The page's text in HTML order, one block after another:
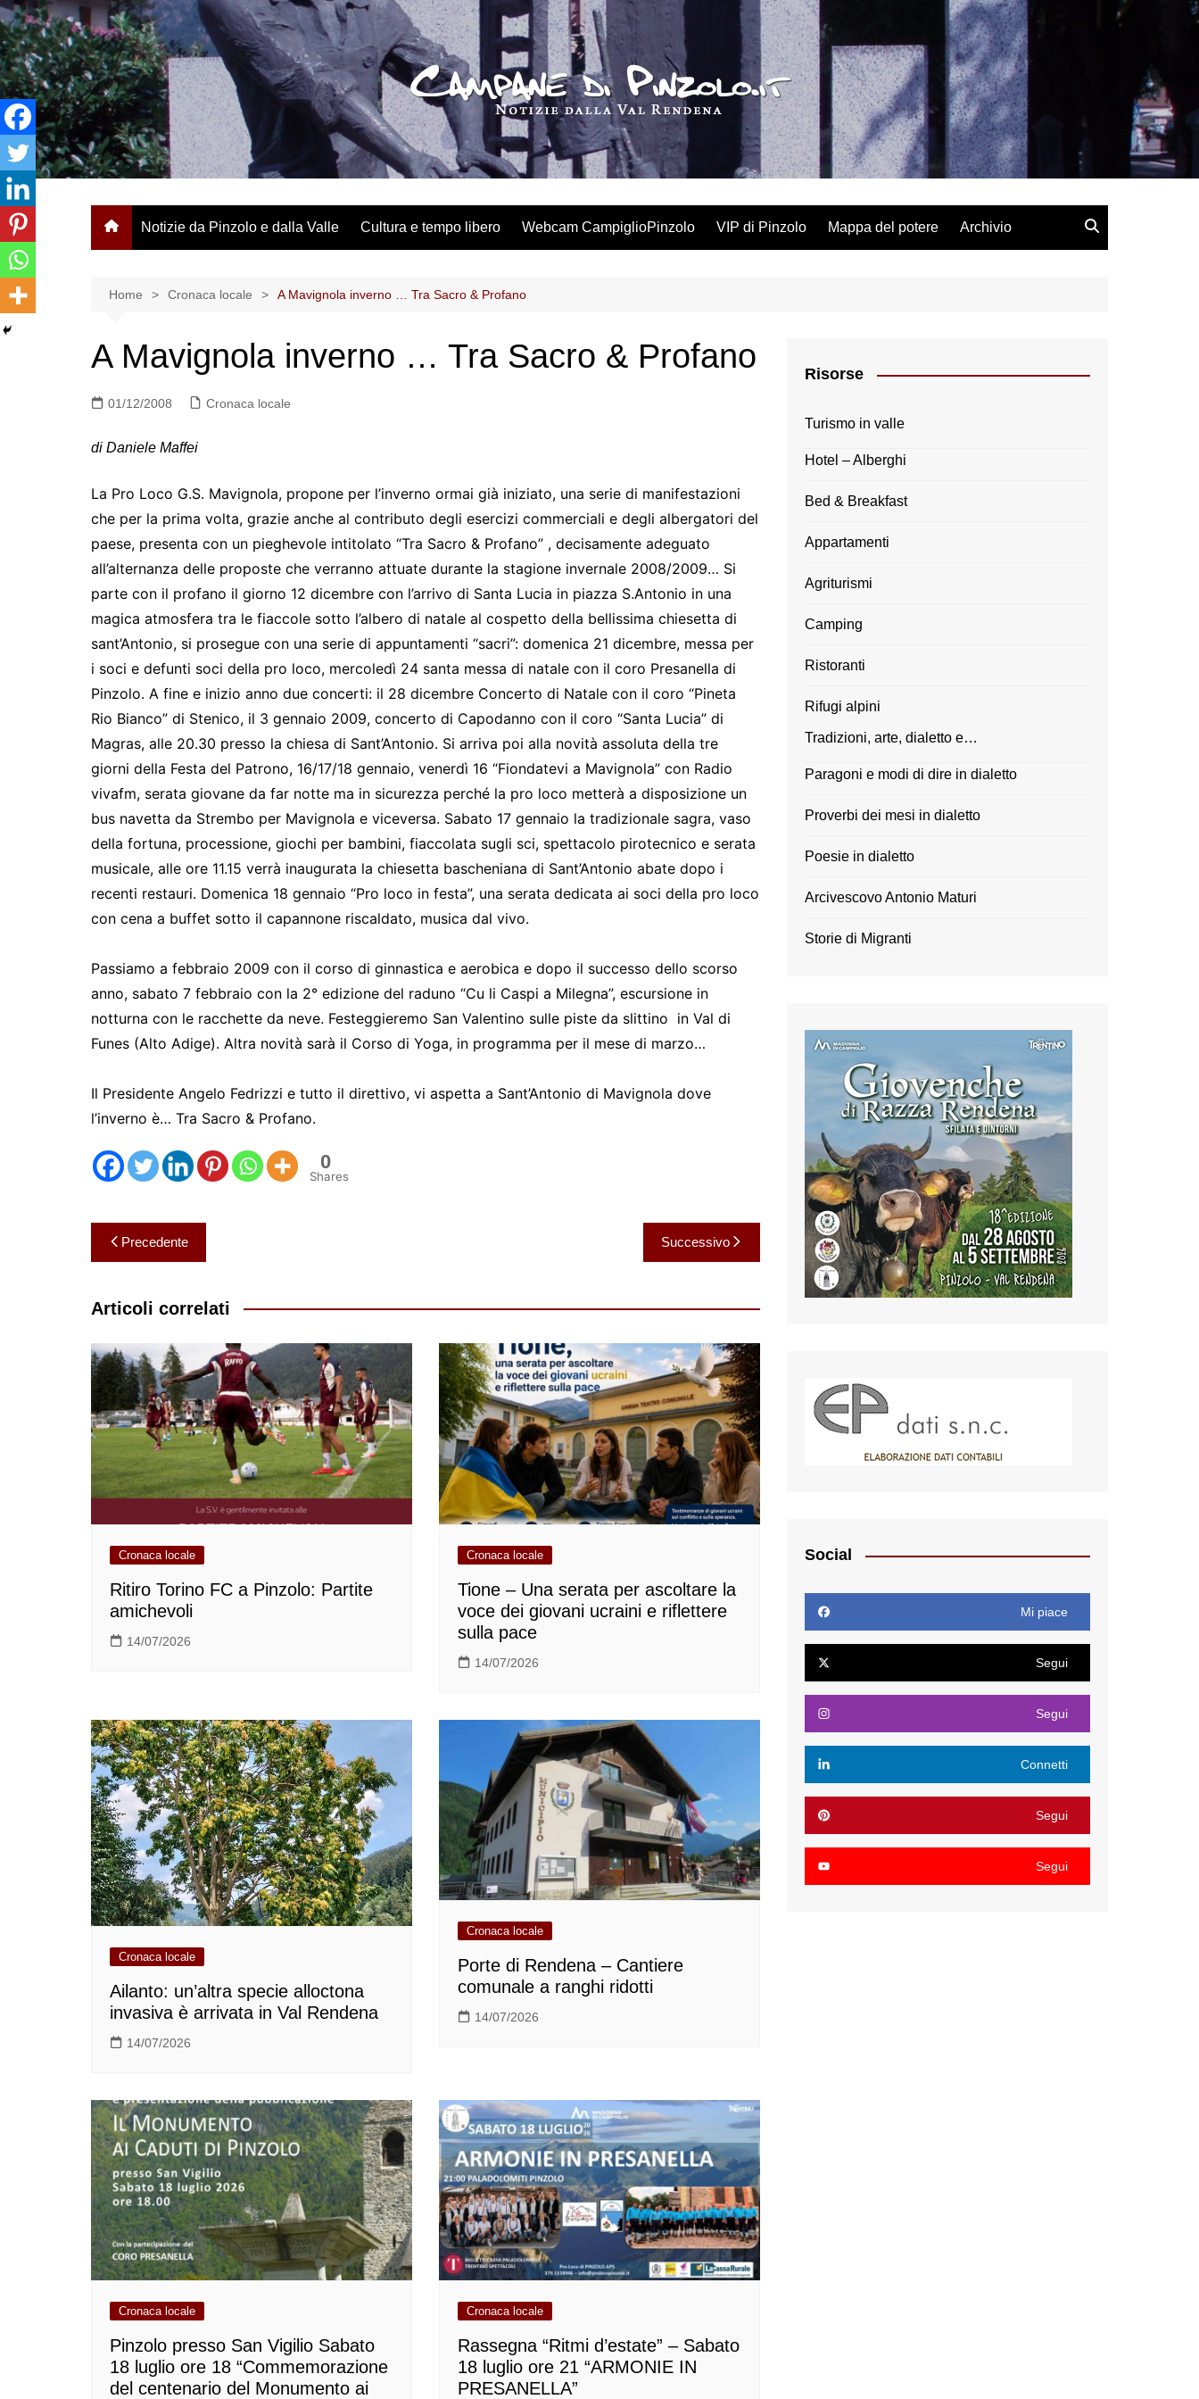
Salta
al
contenuto
Notizie da Pinzolo e dalla Valle Cultura e tempo libero Webcam CampiglioPinzolo VIP di Pinzolo Mappa del potere Archivio
Home Cronaca locale A Mavignola inverno … Tra Sacro & Profano
A Mavignola inverno … Tra Sacro & Profano
01/12/2008 Cronaca locale
di Daniele Maffei
La Pro Loco G.S. Mavignola, propone per l’inverno ormai già iniziato, una serie di manifestazioni
che per la prima volta, grazie anche al contributo degli esercizi commerciali e degli albergatori del
paese, presenta con un pieghevole intitolato “Tra Sacro & Profano” , decisamente adeguato
all’alternanza delle proposte che verranno attuate durante la stagione invernale 2008/2009… Si
parte con il profano il giorno 12 dicembre con l’arrivo di Santa Lucia in piazza S.Antonio in una
magica atmosfera tra le fiaccole sotto l’albero di natale al cospetto della bellissima chiesetta di
sant’Antonio, si prosegue con una serie di appuntamenti “sacri”: domenica 21 dicembre, messa per
i soci e defunti soci della pro loco, mercoledì 24 santa messa di natale con il coro Presanella di
Pinzolo. A fine e inizio anno due concerti: il 28 dicembre Concerto di Natale con il coro “Pineta
Rio Bianco” di Stenico, il 3 gennaio 2009, concerto di Capodanno con il coro “Santa Lucia” di
Magras, alle 20.30 presso la chiesa di Sant’Antonio. Si arriva poi alla novità assoluta della tre
giorni della Festa del Patrono, 16/17/18 gennaio, venerdì 16 “Fiondatevi a Mavignola” con Radio
vivafm, serata giovane da far notte ma in sicurezza perché la pro loco metterà a disposizione un
bus navetta da Strembo per Mavignola e viceversa. Sabato 17 gennaio la tradizionale sagra, vaso
della fortuna, processione, giochi per bambini, fiaccolata sugli sci, spettacolo pirotecnico e serata
musicale, alle ore 11.15 verrà inaugurata la chiesetta bascheniana di Sant’Antonio abate dopo i
recenti restauri. Domenica 18 gennaio “Pro loco in festa”, una serata dedicata ai soci della pro loco
con cena a buffet sotto il capannone riscaldato, musica dal vivo.
Passiamo a febbraio 2009 con il corso di ginnastica e aerobica e dopo il successo dello scorso
anno, sabato 7 febbraio con la 2° edizione del raduno “Cu li Caspi a Milegna”, escursione in
notturna con le racchette da neve. Festeggieremo San Valentino sulle piste da slittino in Val di
Funes (Alto Adige). Altra novità sarà il Corso di Yoga, in programma per il mese di marzo…
Il Presidente Angelo Fedrizzi e tutto il direttivo, vi aspetta a Sant’Antonio di Mavignola dove
l’inverno è… Tra Sacro & Profano.
0
Shares
Navigazione
articoli
Precedente Successivo
Articoli correlati
Cronaca locale
Ritiro Torino FC a Pinzolo: Partite
amichevoli
14/07/2026
Cronaca locale
Tione – Una serata per ascoltare la
voce dei giovani ucraini e riflettere
sulla pace
14/07/2026
Cronaca locale
Ailanto: un’altra specie alloctona
invasiva è arrivata in Val Rendena
14/07/2026
Cronaca locale
Porte di Rendena – Cantiere
comunale a ranghi ridotti
14/07/2026
Cronaca locale
Pinzolo presso San Vigilio Sabato
18 luglio ore 18 “Commemorazione
del centenario del Monumento ai
Cronaca locale
Rassegna “Ritmi d’estate” – Sabato
18 luglio ore 21 “ARMONIE IN
PRESANELLA”
Risorse
Turismo in valle
Hotel – Alberghi
Bed & Breakfast
Appartamenti
Agriturismi
Camping
Ristoranti
Rifugi alpini
Tradizioni, arte, dialetto e…
Paragoni e modi di dire in dialetto
Proverbi dei mesi in dialetto
Poesie in dialetto
Arcivescovo Antonio Maturi
Storie di Migranti
Social
Mi piace
Segui
Segui
Connetti
Segui
Segui